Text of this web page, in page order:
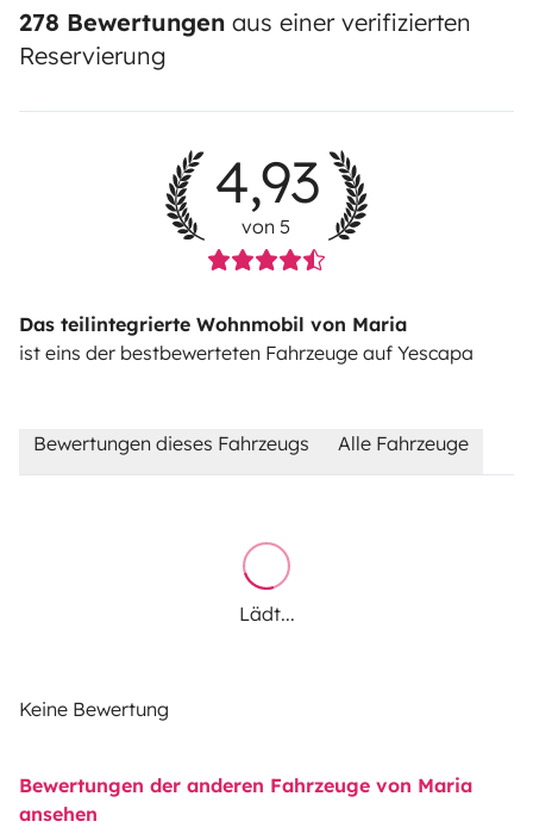
278 Bewertungen aus einer verifizierten
Reservierung
4,93
von 5
Das teilintegrierte Wohnmobil von Maria
ist eins der bestbewerteten Fahrzeuge auf Yescapa
Bewertungen dieses Fahrzeugs Alle Fahrzeuge
Lädt...
Keine Bewertung
Bewertungen der anderen Fahrzeuge von Maria
ansehen